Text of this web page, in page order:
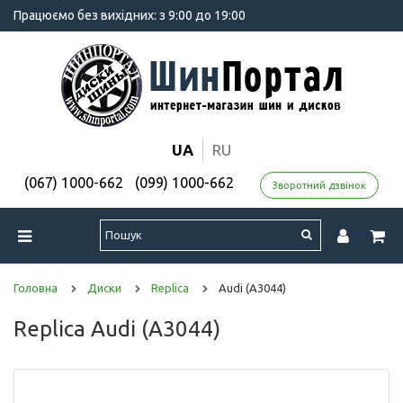
Працюємо без вихідних: з 9:00 до 19:00
UA RU
(067) 1000-662 (099) 1000-662 Зворотний дзвінок
Головна Диски Replica Audi (A3044)
Replica Audi (A3044)